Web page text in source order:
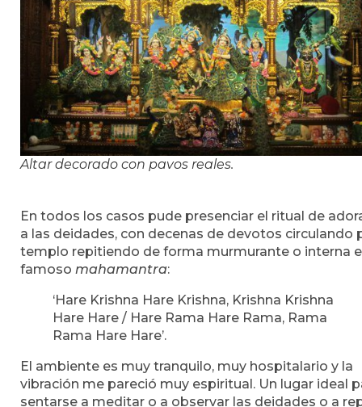
Altar decorado con pavos reales.
En todos los casos pude presenciar el ritual de
a las deidades, con decenas de devotos circulando
templo repitiendo de forma murmurante o interna
famoso mahamantra:
‘Hare Krishna Hare Krishna, Krishna Krishna
Hare Hare / Hare Rama Hare Rama, Rama
Rama Hare Hare’.
El ambiente es muy tranquilo, muy hospitalario y la
vibración me pareció muy espiritual. Un lugar ideal
sentarse a meditar o a observar las deidades o a